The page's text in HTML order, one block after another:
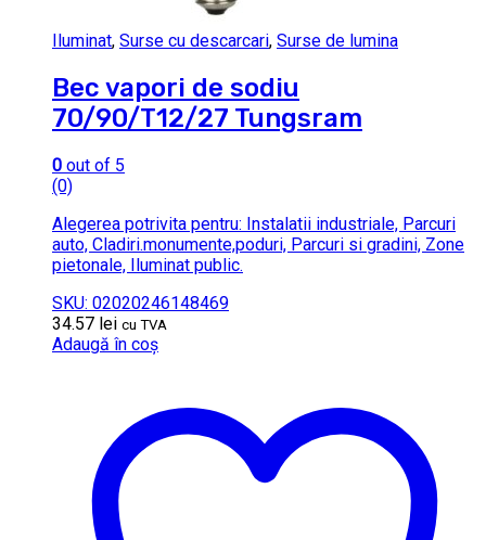
Iluminat, Surse cu descarcari, Surse de lumina
Bec vapori de sodiu
70/90/T12/27 Tungsram
0 out of 5
(0)
Alegerea potrivita pentru: Instalatii industriale, Parcuri
auto, Cladiri.monumente,poduri, Parcuri si gradini, Zone
pietonale, Iluminat public.
SKU: 02020246148469
34.57 lei cu TVA
Adaugă în coș